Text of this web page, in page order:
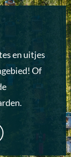
en uitjes
Of